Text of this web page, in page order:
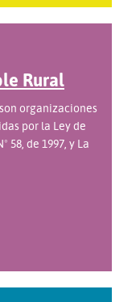
Rural
organizaciones
por la Ley de
58, de 1997, y La